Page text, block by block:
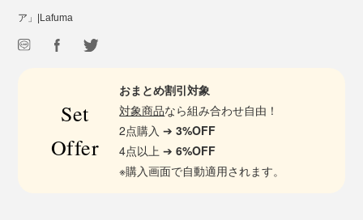
ア」|Lafuma
Set
Offer
おまとめ割引対象
対象商品なら組み合わせ自由！
2点購入 ➔3%OFF
4点以上 ➔6%OFF
※購入画面で自動適用されます。